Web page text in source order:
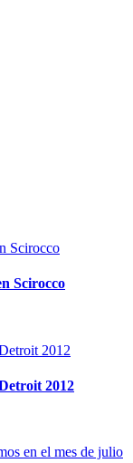
Scirocco
2012